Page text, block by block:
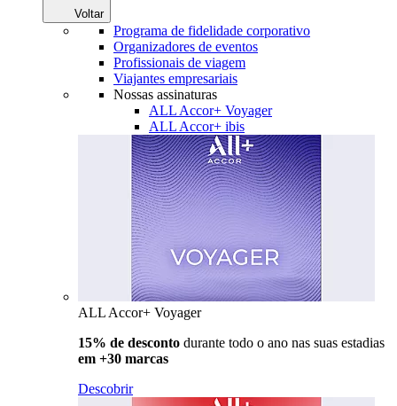
Voltar
Programa de fidelidade corporativo
Organizadores de eventos
Profissionais de viagem
Viajantes empresariais
Nossas assinaturas
ALL Accor+ Voyager
ALL Accor+ ibis
ALL Accor+ Voyager
15% de desconto durante todo o ano nas suas estadias
em +30 marcas
Descobrir